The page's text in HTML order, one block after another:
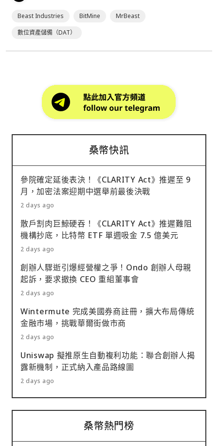
Beast Industries BitMine
MrBeast
數位資產儲備（DAT）
桑幣快訊
參院確定延後表決！《CLARITY Act》推遲至 9
月，加密法案迎期中選舉前最後決戰
2 days ago
散戶割肉巨鯨硬吞！《CLARITY Act》推遲難阻
機構抄底，比特幣 ETF 單週吸金 7.5 億美元
2 days ago
創辦人驟逝引爆經營權之爭！Ondo 創辦人母親
起訴，要求撤換 CEO 重組董事會
2 days ago
Wintermute 完成美國券商註冊，擴大布局傳統
金融市場，挑戰華爾街做市商
2 days ago
Uniswap 擬推原生自動複利功能：聯合創辦人揭
露新機制，正式納入產品路線圖
2 days ago
桑幣熱門榜